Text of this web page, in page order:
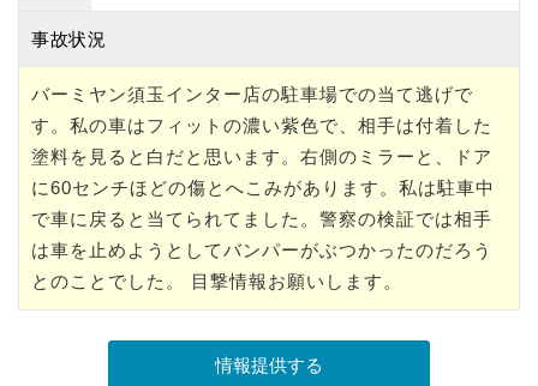
事故状況
バーミヤン須玉インター店の駐車場での当て逃げで
す。私の車はフィットの濃い紫色で、相手は付着した
塗料を見ると白だと思います。右側のミラーと、ドア
に60センチほどの傷とへこみがあります。私は駐車中
で車に戻ると当てられてました。警察の検証では相手
は車を止めようとしてバンパーがぶつかったのだろう
とのことでした。 目撃情報お願いします。